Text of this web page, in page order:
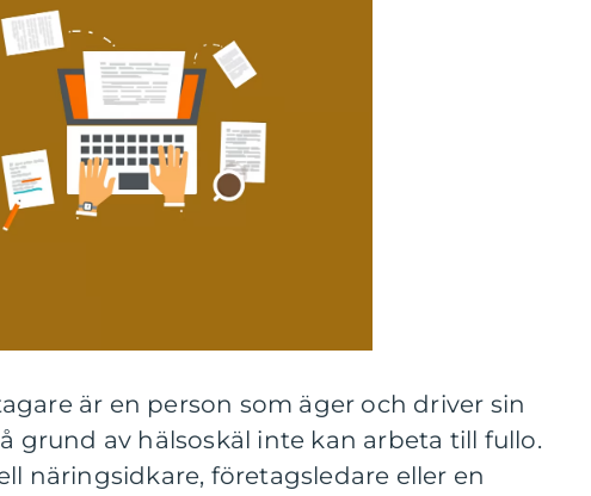
är en person som äger och driver sin
grund av hälsoskäl inte kan arbeta till fullo.
näringsidkare, företagsledare eller en